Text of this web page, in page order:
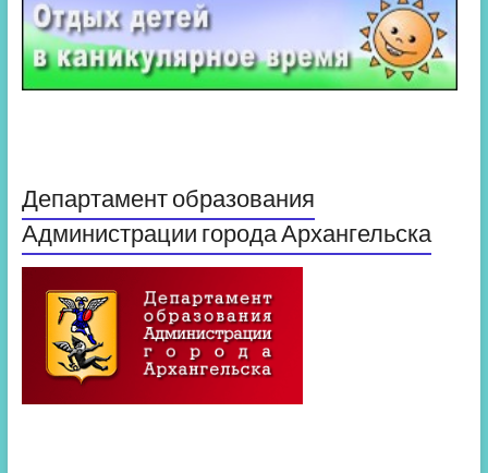
Департамент образования
Администрации города Архангельска